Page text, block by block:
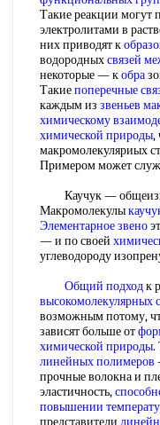
Такие реакции могут
электролитами в
них приводят к
водородныхсвязей
некоторые — кобра
Такиепоперечные
каждым из звеньев
химическому
химической природы,
макромолекуляриых
Примером может
Каучук —
Макромолекулы
Элементарное звено
— и по своей
углеводороду
Общий подходк
высокомолекулярных
возможным потому,
зависят больше от
химической природы.
линейных полимеров
прочные волокна и
эластичность,
повышении
представители